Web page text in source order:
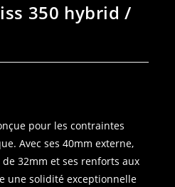
350 hybrid /
pour les contraintes
Avec ses 40mm externe,
32mm et ses renforts aux
une solidité exceptionnelle